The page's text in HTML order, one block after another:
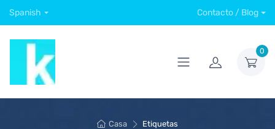
Spanish Contacto / Blog
0
Casa Etiquetas